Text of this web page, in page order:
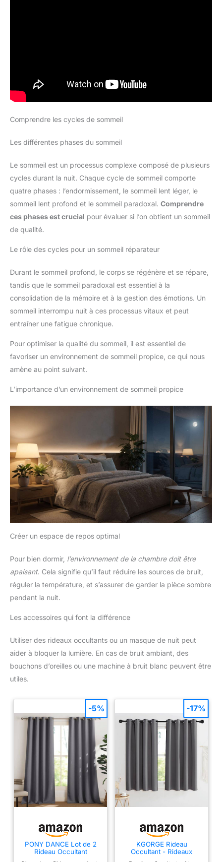
Comprendre les cycles de sommeil
Les différentes phases du sommeil
Le sommeil est un processus complexe composé de plusieurs
cycles durant la nuit. Chaque cycle de sommeil comporte
quatre phases : l’endormissement, le sommeil lent léger, le
sommeil lent profond et le sommeil paradoxal. Comprendre
ces phases est crucial pour évaluer si l’on obtient un sommeil
de qualité.
Le rôle des cycles pour un sommeil réparateur
Durant le sommeil profond, le corps se régénère et se répare,
tandis que le sommeil paradoxal est essentiel à la
consolidation de la mémoire et à la gestion des émotions. Un
sommeil interrompu nuit à ces processus vitaux et peut
entraîner une fatigue chronique.
Pour optimiser la qualité du sommeil, il est essentiel de
favoriser un environnement de sommeil propice, ce qui nous
amène au point suivant.
L’importance d’un environnement de sommeil propice
Créer un espace de repos optimal
Pour bien dormir, l’environnement de la chambre doit être
apaisant. Cela signifie qu’il faut réduire les sources de bruit,
réguler la température, et s’assurer de garder la pièce sombre
pendant la nuit.
Les accessoires qui font la différence
Utiliser des rideaux occultants ou un masque de nuit peut
aider à bloquer la lumière. En cas de bruit ambiant, des
bouchons d’oreilles ou une machine à bruit blanc peuvent être
utiles.
PONY DANCE Lot de 2
Rideau Occultant
-5%
KGORGE Rideau
Occultant - Rideaux
-17%